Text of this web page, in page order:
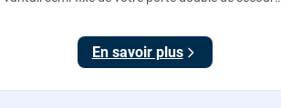
ouverture testée.
En savoir plus